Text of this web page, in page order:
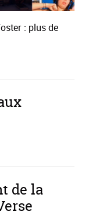
: plus de
de la